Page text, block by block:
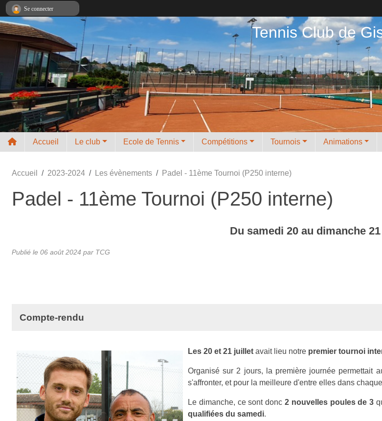
Tennis Club de
Accueil Le club Ecole de Tennis Compétitions Tournois Animations
Accueil 2023-2024 Les évènements Padel - 11ème Tournoi (P250 interne)
Padel - 11ème Tournoi (P250 interne)
Du samedi 20au dimanche 21
Publié le 06 août 2024 par TCG
Compte-rendu
Les 20 et 21 juillet avait lieu notre premier tournoi
Organisé sur 2 jours, la première journée permettait
s'affronter, et pour la meilleure d'entre elles dans
Le dimanche, ce sont donc 2 nouvelles poules de 3
qualifiées du samedi.
Se connecter
Panneau de gestion des cookies